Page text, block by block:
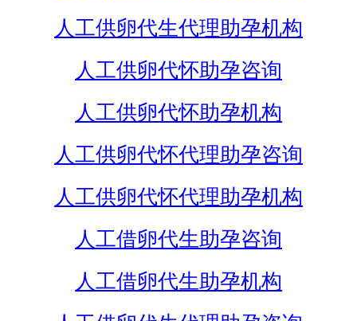
人工供卵代生代理助孕机构
人工供卵代怀助孕咨询
人工供卵代怀助孕机构
人工供卵代怀代理助孕咨询
人工供卵代怀代理助孕机构
人工借卵代生助孕咨询
人工借卵代生助孕机构